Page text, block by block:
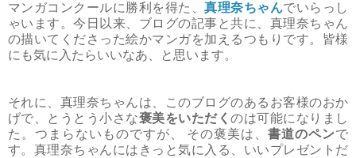
マンガコンクールに勝利を得た、真理奈ちゃんでいらっし
ゃいます。今日以来、ブログの記事と共に、真理奈ちゃん
の描いてくださった絵かマンガを加えるつもりです。皆様
にも気に入たらいいなあ、と思います。
それに、真理奈ちゃんは、このブログのあるお客様のおか
げで、とうとう小さな褒美をいただくのは可能になりまし
た。つまらないものですが、 その褒美は、書道のペンで
す。真理奈ちゃんにはきっと気に入る、いいプレゼントだ